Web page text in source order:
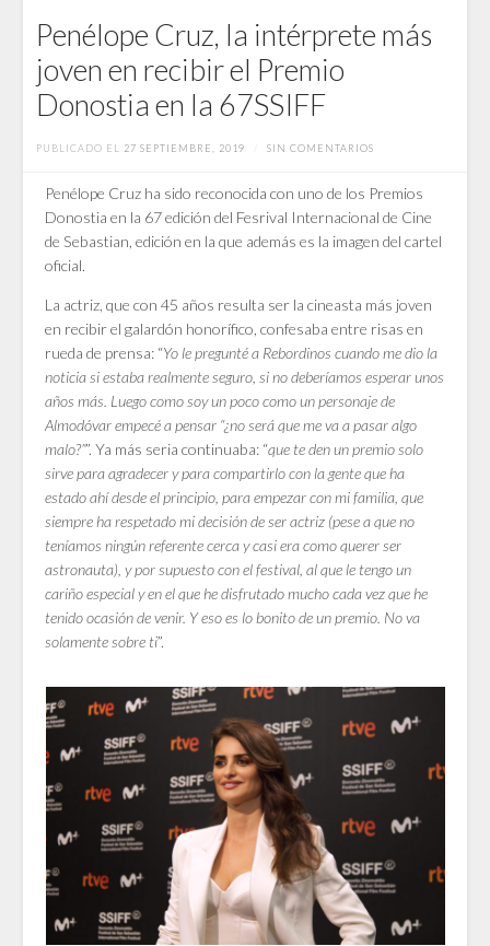
Penélope Cruz, la intérprete más
joven en recibir el Premio
Donostia en la 67SSIFF
PUBLICADO EL 27 SEPTIEMBRE, 2019 SIN COMENTARIOS
Penélope Cruz ha sido reconocida con uno de los Premios
Donostia en la 67 edición del Fesrival Internacional de Cine
de Sebastian, edición en la que además es la imagen del cartel
oficial.
La actriz, que con 45 años resulta ser la cineasta más joven
en recibir el galardón honorífico, confesaba entre risas en
rueda de prensa: “Yo le pregunté a Rebordinos cuando me dio la
noticia si estaba realmente seguro, si no deberíamos esperar unos
años más. Luego como soy un poco como un personaje de
Almodóvar empecé a pensar “¿no será que me va a pasar algo
malo?””. Ya más seria continuaba: “que te den un premio solo
sirve para agradecer y para compartirlo con la gente que ha
estado ahí desde el principio, para empezar con mi familia, que
siempre ha respetado mi decisión de ser actriz (pese a que no
teníamos ningún referente cerca y casi era como querer ser
astronauta), y por supuesto con el festival, al que le tengo un
cariño especial y en el que he disfrutado mucho cada vez que he
tenido ocasión de venir. Y eso es lo bonito de un premio. No va
solamente sobre ti”.